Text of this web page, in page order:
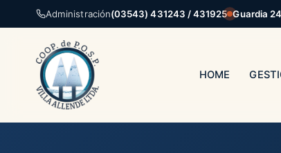
Administración(03543) 431243 / 431925 Guardia
HOME